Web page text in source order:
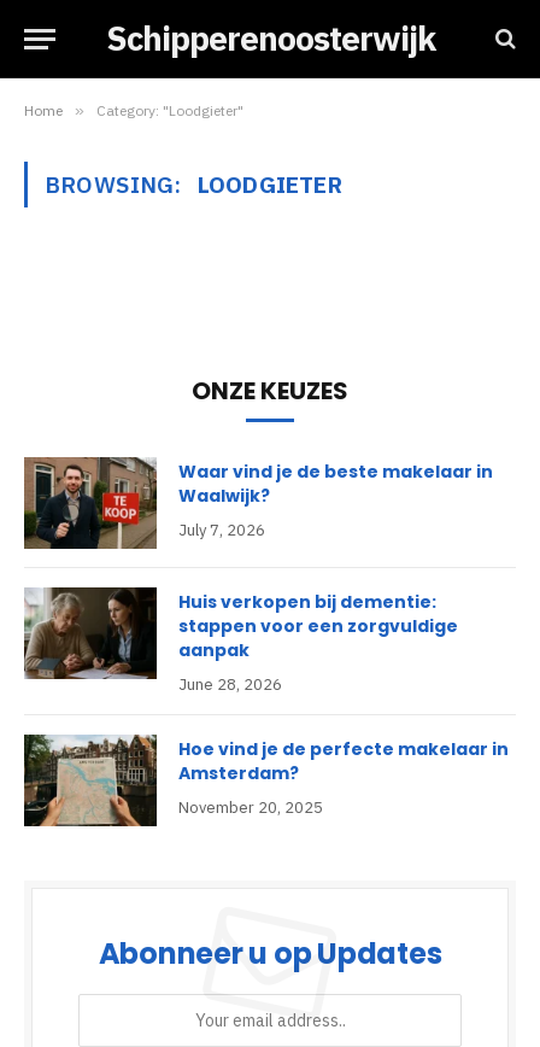
Schipperenoosterwijk
Home » Category: "Loodgieter"
BROWSING: LOODGIETER
ONZE KEUZES
Waar vind je de beste makelaar in
Waalwijk?
July 7, 2026
Huis verkopen bij dementie:
stappen voor een zorgvuldige
aanpak
June 28, 2026
Hoe vind je de perfecte makelaar in
Amsterdam?
November 20, 2025
Abonneer u op Updates